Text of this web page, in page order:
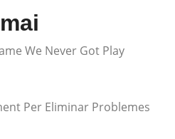
We Never Got Play
Per Eliminar Problemes